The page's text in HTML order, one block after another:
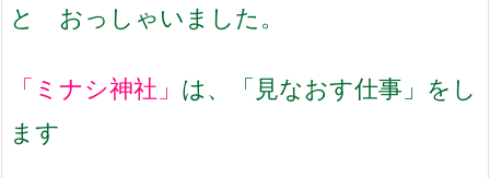
と おっしゃいました。
「ミナシ神社」 は、「見なおす仕事」をし
ます